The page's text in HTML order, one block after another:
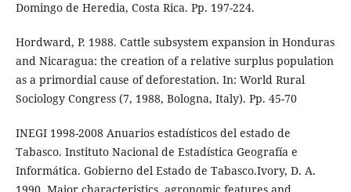
Domingo de Heredia, Costa Rica. Pp. 197-224.
Hordward, P. 1988. Cattle subsystem expansion in Honduras
and Nicaragua: the creation of a relative surplus population
as a primordial cause of deforestation. In: World Rural
Sociology Congress (7, 1988, Bologna, Italy). Pp. 45-70
INEGI 1998-2008 Anuarios estadísticos del estado de
Tabasco. Instituto Nacional de Estadística Geografía e
Informática. Gobierno del Estado de Tabasco.Ivory, D. A.